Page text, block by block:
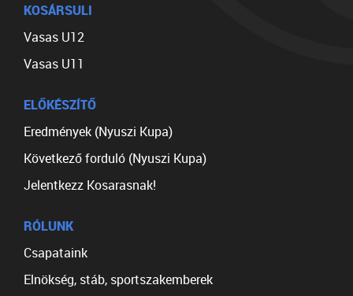
KOSÁRSULI
Vasas U12
Vasas U11
ELŐKÉSZÍTŐ
Eredmények (Nyuszi Kupa)
Következő forduló (Nyuszi Kupa)
Jelentkezz Kosarasnak!
RÓLUNK
Csapataink
Elnökség, stáb, sportszakemberek